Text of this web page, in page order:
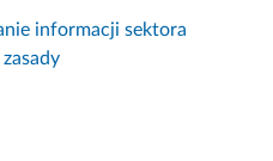
informacji sektora